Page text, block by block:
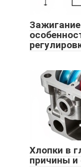
Хлопки в
причины и